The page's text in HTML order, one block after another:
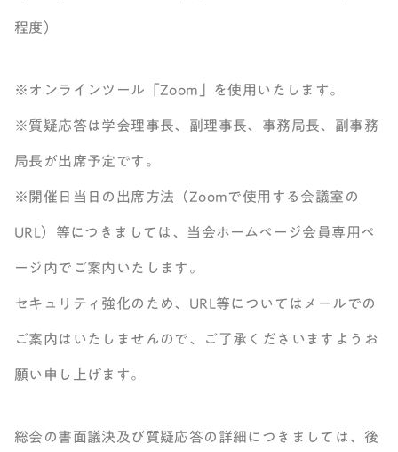
程度）
※オンラインツール「Zoom」を使用いたします。
※質疑応答は学会理事長、副理事長、事務局長、副事務
局長が出席予定です。
※開催日当日の出席方法（Zoomで使用する会議室の
URL）等につきましては、当会ホームページ会員専用ペ
ージ内でご案内いたします。
セキュリティ強化のため、URL等についてはメールでの
ご案内はいたしませんので、ご了承くださいますようお
願い申し上げます。
総会の書面議決及び質疑応答の詳細につきましては、後